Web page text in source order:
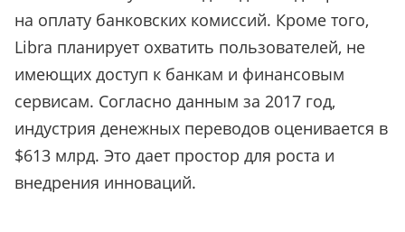
на оплату банковских комиссий. Кроме того,
Libra планирует охватить пользователей, не
имеющих доступ к банкам и финансовым
сервисам. Согласно данным за 2017 год,
индустрия денежных переводов оценивается в
$613 млрд. Это дает простор для роста и
внедрения инноваций.